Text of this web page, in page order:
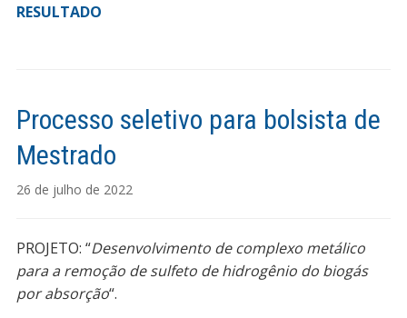
RESULTADO
Processo seletivo para bolsista de
Mestrado
26 de julho de 2022
PROJETO: “Desenvolvimento de complexo metálico
para a remoção de sulfeto de hidrogênio do biogás
por absorção“.